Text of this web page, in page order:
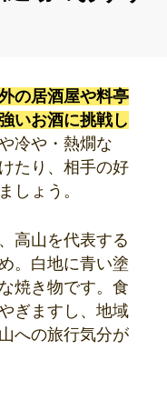
の居酒屋や料亭
いお酒に挑戦し
冷や・熱燗な
たり、相手の好
しょう。
高山を代表する
。白地に青い塗
焼き物です。食
ぎますし、地域
への旅行気分が